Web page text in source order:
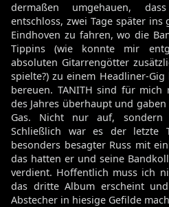
dermaßen umgehauen,
entschloss, zwei Tage später
Eindhoven zu fahren, wo die
Tippins (wie konnte mir
absoluten Gitarrengötter
spielte?) zu einem Headliner-
bereuen. TANITH sind für
des Jahres überhaupt und
Gas. Nicht nur auf, sondern
Schließlich war es der letzte
besonders besagter Russ mit
das hatten er und seine
verdient. Hoffentlich muss ich
das dritte Album erscheint
Abstecher in hiesige Gefilde